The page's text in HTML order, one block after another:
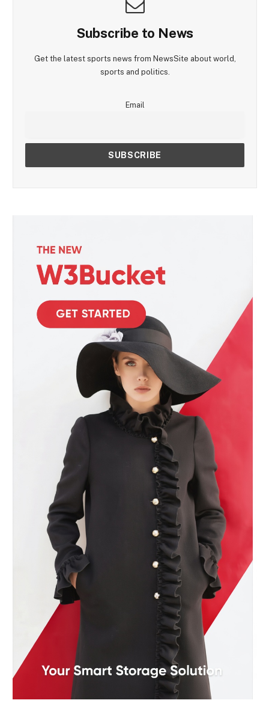
Subscribe to News
Get the latest sports news from NewsSite about world,
sports and politics.
Email